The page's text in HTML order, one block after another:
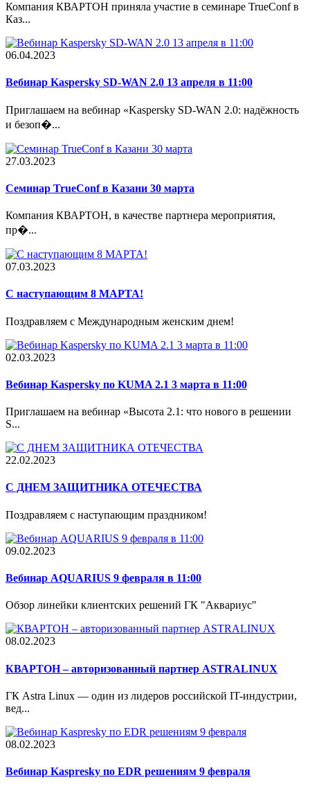
Компания КВАРТОН приняла участие в семинаре TrueConf в
Каз...
06.04.2023
Вебинар Kaspersky SD-WAN 2.0 13 апреля в 11:00
Приглашаем на вебинар «Kaspersky SD-WAN 2.0: надёжность
и безоп�...
27.03.2023
Семинар TrueConf в Казани 30 марта
Компания КВАРТОН, в качестве партнера мероприятия,
пр�...
07.03.2023
С наступающим 8 МАРТА!
Поздравляем с Международным женским днем!
02.03.2023
Вебинар Kaspersky по KUMA 2.1 3 марта в 11:00
Приглашаем на вебинар «Высота 2.1: что нового в решении
S...
22.02.2023
С ДНЕМ ЗАЩИТНИКА ОТЕЧЕСТВА
Поздравляем с наступающим праздником!
09.02.2023
Вебинар AQUARIUS 9 февраля в 11:00
Обзор линейки клиентских решений ГК "Аквариус"
08.02.2023
КВАРТОН – авторизованный партнер ASTRALINUX
ГК Astra Linux — один из лидеров российской IT-индустрии,
вед...
08.02.2023
Вебинар Kaspresky по EDR решениям 9 февраля